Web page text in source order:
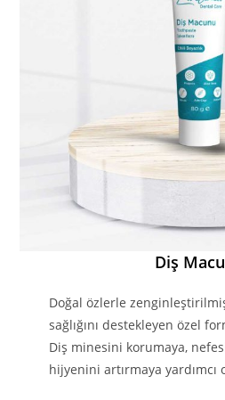
Diş
Doğal özlerle
sağlığını destekleyen özel
Diş minesini korumaya,
hijyenini artırmaya yardımcı